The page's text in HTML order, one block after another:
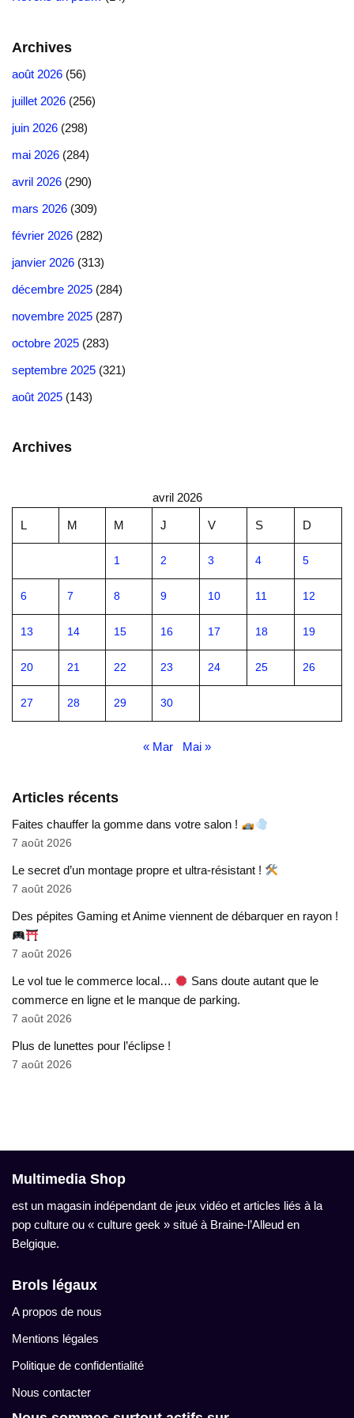
Archives
août 2026 (56)
juillet 2026 (256)
juin 2026 (298)
mai 2026 (284)
avril 2026 (290)
mars 2026 (309)
février 2026 (282)
janvier 2026 (313)
décembre 2025 (284)
novembre 2025 (287)
octobre 2025 (283)
septembre 2025 (321)
août 2025 (143)
Archives
avril 2026
L M M J V S D
1 2 3 4 5
6 7 8 9 10 11 12
13 14 15 16 17 18 19
20 21 22 23 24 25 26
27 28 29 30
« Mar Mai »
Articles récents
Faites chauffer la gomme dans votre salon !
7 août 2026
Le secret d’un montage propre et ultra-résistant !
7 août 2026
Des pépites Gaming et Anime viennent de débarquer en rayon !
7 août 2026
Le vol tue le commerce local…
Sans doute autant que le
commerce en ligne et le manque de parking.
7 août 2026
Plus de lunettes pour l’éclipse !
7 août 2026
Multimedia Shop
est un magasin indépendant de jeux vidéo et articles liés à la
pop culture ou « culture geek » situé à Braine-l’Alleud en
Belgique.
Brols légaux
A propos de nous
Mentions légales
Politique de confidentialité
Nous contacter